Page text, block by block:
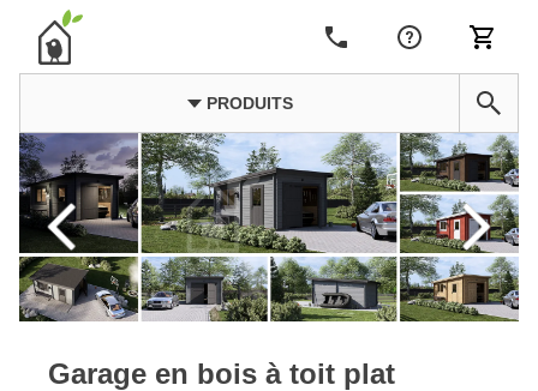
PRODUITS
Garage en bois à toit plat